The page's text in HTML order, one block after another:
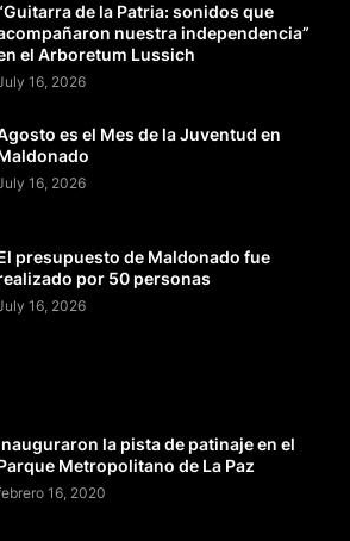
de la Patria: sonidos que
nuestra independencia”
el Arboretum Lussich
16, 2026
es el Mes de la Juventud en
16, 2026
presupuesto de Maldonado fue
por 50 personas
16, 2026
la pista de patinaje en el
Metropolitano de La Paz
16, 2020